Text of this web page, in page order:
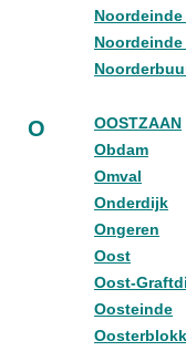
Noordeinde
O
OOSTZAAN
Obdam
Omval
Onderdijk
Ongeren
Oost
Oost-
Oosteinde